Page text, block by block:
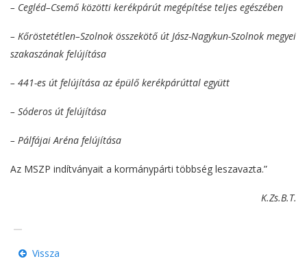
– Cegléd–Csemő közötti kerékpárút megépítése teljes egészében
– Kőröstetétlen–Szolnok összekötő út Jász-Nagykun-Szolnok megyei
szakaszának felújítása
– 441-es út felújítása az épülő kerékpárúttal együtt
– Sóderos út felújítása
– Pálfájai Aréna felújítása
Az MSZP indítványait a kormánypárti többség leszavazta.”
K.Zs.B.T.
Vissza